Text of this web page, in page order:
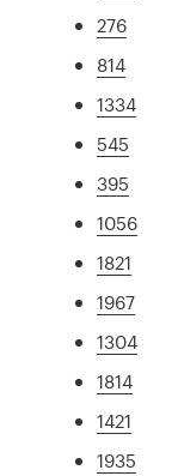
276
814
1334
545
395
1056
1821
1967
1304
1814
1421
1935